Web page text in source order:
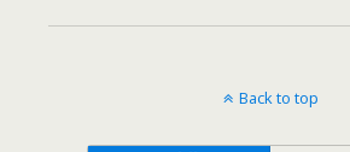
Back to top